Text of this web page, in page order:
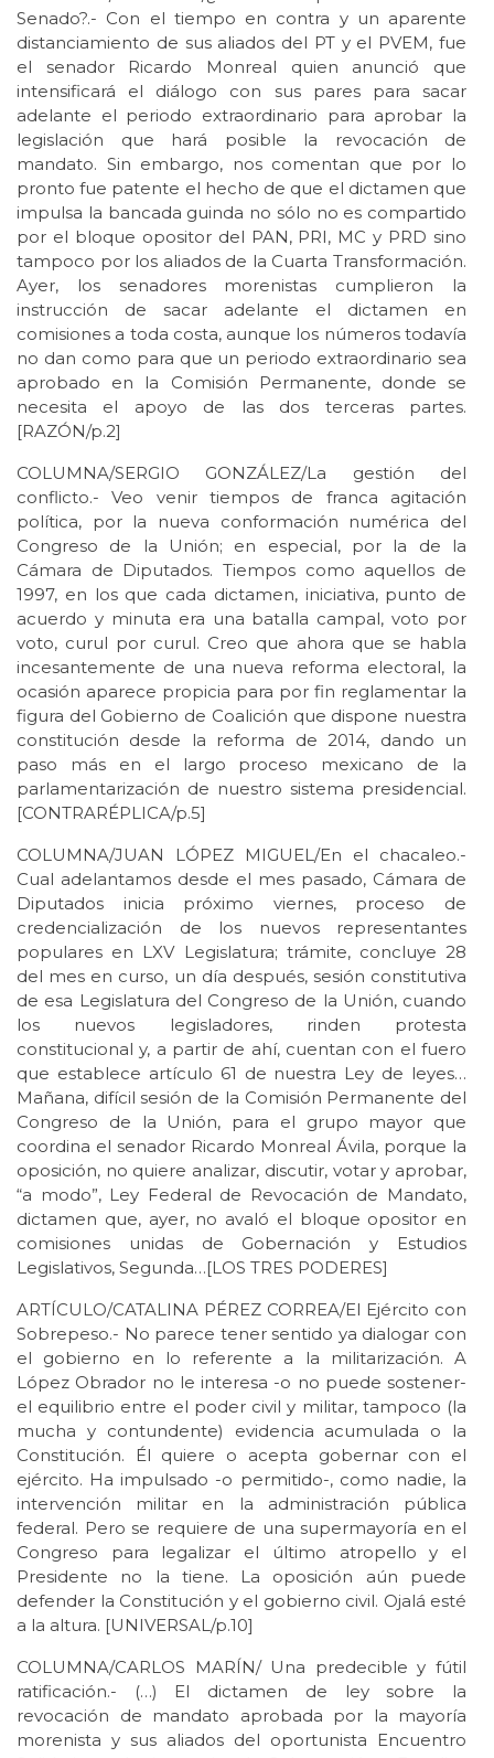
Senado?.- Con el tiempo en contra y un aparente
distanciamiento de sus aliados del PT y el PVEM, fue
el senador Ricardo Monreal quien anunció que
intensificará el diálogo con sus pares para sacar
adelante el periodo extraordinario para aprobar la
legislación que hará posible la revocación de
mandato. Sin embargo, nos comentan que por lo
pronto fue patente el hecho de que el dictamen que
impulsa la bancada guinda no sólo no es compartido
por el bloque opositor del PAN, PRI, MC y PRD sino
tampoco por los aliados de la Cuarta Transformación.
Ayer, los senadores morenistas cumplieron la
instrucción de sacar adelante el dictamen en
comisiones a toda costa, aunque los números todavía
no dan como para que un periodo extraordinario sea
aprobado en la Comisión Permanente, donde se
necesita el apoyo de las dos terceras partes.
[RAZÓN/p.2]
COLUMNA/SERGIO GONZÁLEZ/La gestión del
conflicto.- Veo venir tiempos de franca agitación
política, por la nueva conformación numérica del
Congreso de la Unión; en especial, por la de la
Cámara de Diputados. Tiempos como aquellos de
1997, en los que cada dictamen, iniciativa, punto de
acuerdo y minuta era una batalla campal, voto por
voto, curul por curul. Creo que ahora que se habla
incesantemente de una nueva reforma electoral, la
ocasión aparece propicia para por fin reglamentar la
figura del Gobierno de Coalición que dispone nuestra
constitución desde la reforma de 2014, dando un
paso más en el largo proceso mexicano de la
parlamentarización de nuestro sistema presidencial.
[CONTRARÉPLICA/p.5]
COLUMNA/JUAN LÓPEZ MIGUEL/En el chacaleo.-
Cual adelantamos desde el mes pasado, Cámara de
Diputados inicia próximo viernes, proceso de
credencialización de los nuevos representantes
populares en LXV Legislatura; trámite, concluye 28
del mes en curso, un día después, sesión constitutiva
de esa Legislatura del Congreso de la Unión, cuando
los nuevos legisladores, rinden protesta
constitucional y, a partir de ahí, cuentan con el fuero
que establece artículo 61 de nuestra Ley de leyes…
Mañana, difícil sesión de la Comisión Permanente del
Congreso de la Unión, para el grupo mayor que
coordina el senador Ricardo Monreal Ávila, porque la
oposición, no quiere analizar, discutir, votar y aprobar,
“a modo”, Ley Federal de Revocación de Mandato,
dictamen que, ayer, no avaló el bloque opositor en
comisiones unidas de Gobernación y Estudios
Legislativos, Segunda…[LOS TRES PODERES]
ARTÍCULO/CATALINA PÉREZ CORREA/El Ejército con
Sobrepeso.- No parece tener sentido ya dialogar con
el gobierno en lo referente a la militarización. A
López Obrador no le interesa -o no puede sostener-
el equilibrio entre el poder civil y militar, tampoco (la
mucha y contundente) evidencia acumulada o la
Constitución. Él quiere o acepta gobernar con el
ejército. Ha impulsado -o permitido-, como nadie, la
intervención militar en la administración pública
federal. Pero se requiere de una supermayoría en el
Congreso para legalizar el último atropello y el
Presidente no la tiene. La oposición aún puede
defender la Constitución y el gobierno civil. Ojalá esté
a la altura. [UNIVERSAL/p.10]
COLUMNA/CARLOS MARÍN/ Una predecible y fútil
ratificación.- (…) El dictamen de ley sobre la
revocación de mandato aprobada por la mayoría
morenista y sus aliados del oportunista Encuentro